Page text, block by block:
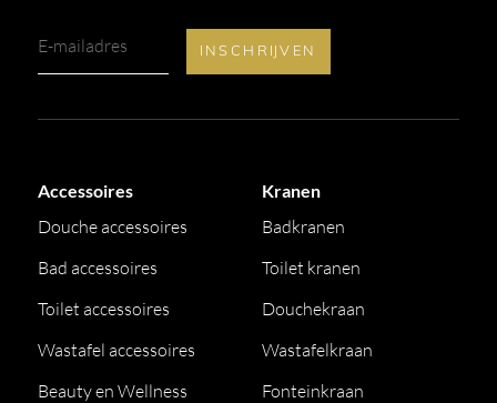
Accessoires
Douche accessoires
Bad accessoires
Toilet accessoires
Wastafel accessoires
Beauty en Wellness
Kranen
Badkranen
Toilet kranen
Douchekraan
Wastafelkraan
Fonteinkraan